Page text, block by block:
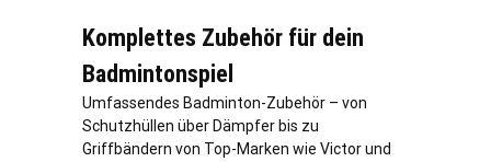
Komplettes Zubehör für dein
Badmintonspiel
Umfassendes Badminton-Zubehör – von
Schutzhüllen über Dämpfer bis zu
Griffbändern von Top-Marken wie Victor und